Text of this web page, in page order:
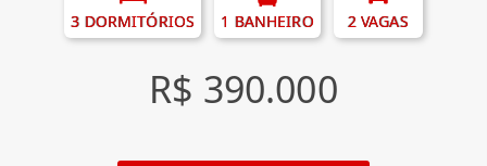
3 DORMITÓRIOS 1 BANHEIRO 2 VAGAS
R$ 390.000